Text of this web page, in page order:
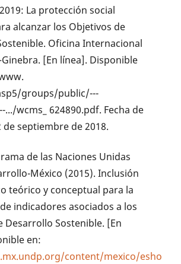
La protección social
alcanzar los Objetivos de
Oficina Internacional
[En línea]. Disponible
groups/public/---
wcms_ 624890.pdf. Fecha de
de septiembre de 2018.
de las Naciones Unidas
México (2015). Inclusión
teórico y conceptual para la
indicadores asociados a los
Desarrollo Sostenible. [En
en:
content/mexico/esho